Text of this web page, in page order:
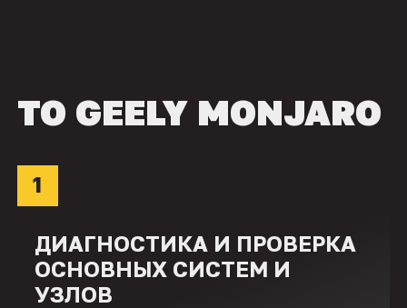
ТО GEELY MONJARO
ДИАГНОСТИКА И ПРОВЕРКА
ОСНОВНЫХ СИСТЕМ И
УЗЛОВ
1